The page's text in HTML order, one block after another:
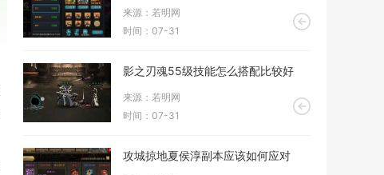
来源：若明网
时间：07-31
影之刃魂55级技能怎么搭配比较好
来源：若明网
时间：07-31
攻城掠地夏侯淳副本应该如何应对